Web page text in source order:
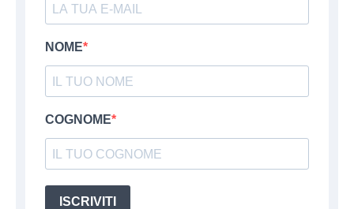
NOME
COGNOME
ISCRIVITI